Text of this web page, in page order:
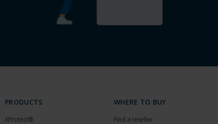
PRODUCTS
XProtect®
WHERE TO BUY
Find a reseller